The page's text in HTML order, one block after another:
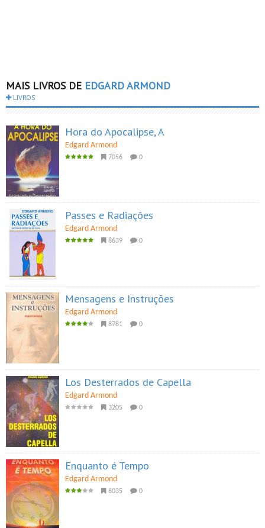
MAIS LIVROS DE EDGARD ARMOND
LIVROS
Hora do Apocalipse, A
Edgard Armond
7056 0
Passes e Radiações
Edgard Armond
8639 0
Mensagens e Instruções
Edgard Armond
8781 0
Los Desterrados de Capella
Edgard Armond
3205 0
Enquanto é Tempo
Edgard Armond
8035 0